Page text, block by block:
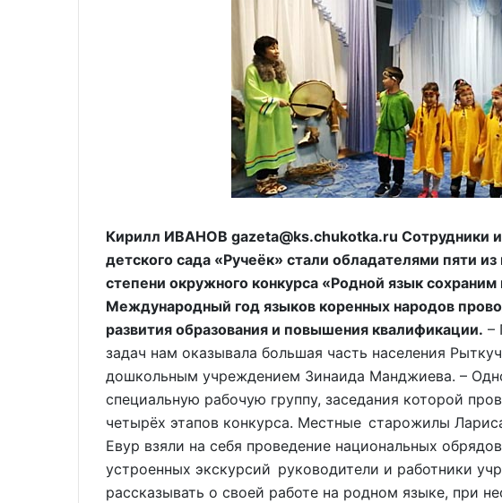
Кирилл ИВАНОВ gazeta@ks.chukotka.ru Сотрудники и
детского сада «Ручеёк» стали обладателями пяти
степени окружного конкурса «Родной язык
Международный год языков коренных народов
развития образования и повышения квалификации. –
задач нам оказывала большая часть населения
дошкольным учреждением Зинаида Манджиева. –
специальную рабочую группу, заседания которой
четырёх этапов конкурса. Местные старожилы
Евур взяли на себя проведение национальных
устроенных экскурсий руководители и работники
рассказывать о своей работе на родном языке, при